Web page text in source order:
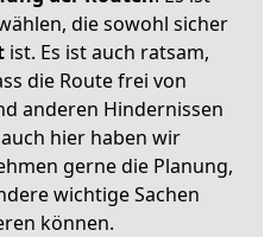
die sowohl sicher
ist. Es ist auch ratsam,
die Route frei von
anderen Hindernissen
hier haben wir
gerne die Planung,
wichtige Sachen
können.